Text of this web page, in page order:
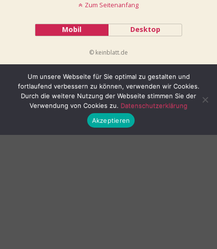
Zum Seitenanfang
Mobil Desktop
© keinblatt.de
Um unsere Webseite für Sie optimal zu gestalten und
fortlaufend verbessern zu können, verwenden wir Cookies.
Durch die weitere Nutzung der Webseite stimmen Sie der
Verwendung von Cookies zu. Datenschutzerklärung
Akzeptieren